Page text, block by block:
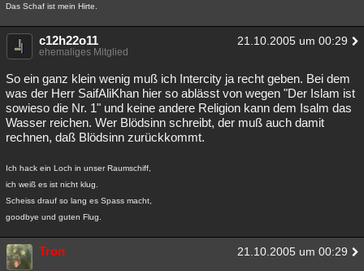
Das Schaf ist mein Hirte.
c12h22o11 21.10.2005 um 00:29
ehemaliges Mitglied
So ein ganz klein wenig muß ich Intercity ja recht geben. Bei dem
was der Herr SaifAliKhan hier so ablässt von wegen "Der Islam ist
sowieso die Nr. 1" und keine andere Religion kann dem Isalm das
Wasser reichen. Wer Blödsinn schreibt, der muß auch damit
rechnen, daß Blödsinn zurückkommt.
Ich hack ein Loch in unser Raumschiff,
ich weiß es ist nicht klug.
Scheiss drauf so lang es Spass macht,
goodbye und guten Flug.
Tron 21.10.2005 um 00:29